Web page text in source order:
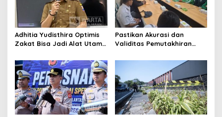
Adhitia Yudisthira Optimis
Zakat Bisa Jadi Alat Utama
Kota Cimahi
Pastikan Akurasi dan
Validitas Pemutakhiran
Cimahi Lakukan